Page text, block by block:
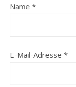
Name *
E-Mail-Adresse *